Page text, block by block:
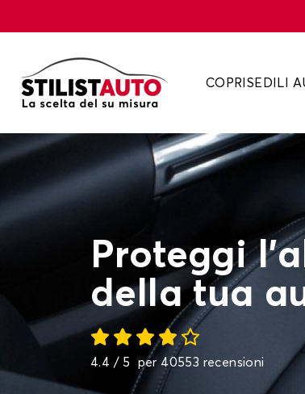
COPRISEDILI
Proteggi
della tua
4.4 / 5 per 40553 recensioni